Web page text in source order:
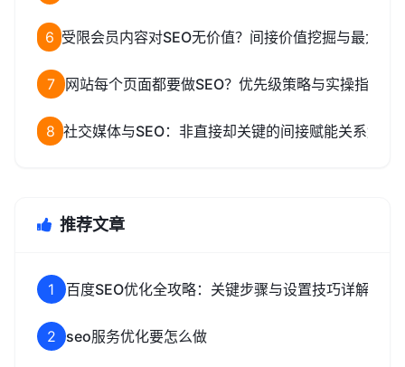
6 受限会员内容对SEO无价值？间接价值挖掘与最大化
7 网站每个页面都要做SEO？优先级策略与实操指南
8 社交媒体与SEO：非直接却关键的间接赋能关系解析
推荐文章
1 百度SEO优化全攻略：关键步骤与设置技巧详解
2 seo服务优化要怎么做